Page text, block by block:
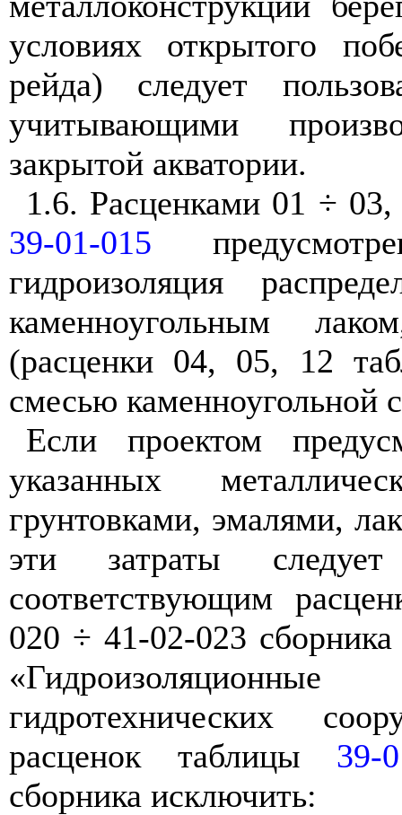
условиях открытого
рейда) следует
учитывающими
закрытой акватории.
1.6. Расценками 01 ÷
39-01-015
гидроизоляция
каменноугольным
(расценки 04, 05, 12
смесью каменноугольной
Если проектом
указанных
грунтовками, эмалями,
эти затраты
соответствующим
020 ÷ 41-02-023
гидротехнических
расценок таблицы 39-
сборника исключить: